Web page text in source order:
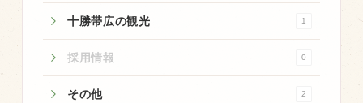
十勝帯広の観光 1
採用情報 0
その他 2